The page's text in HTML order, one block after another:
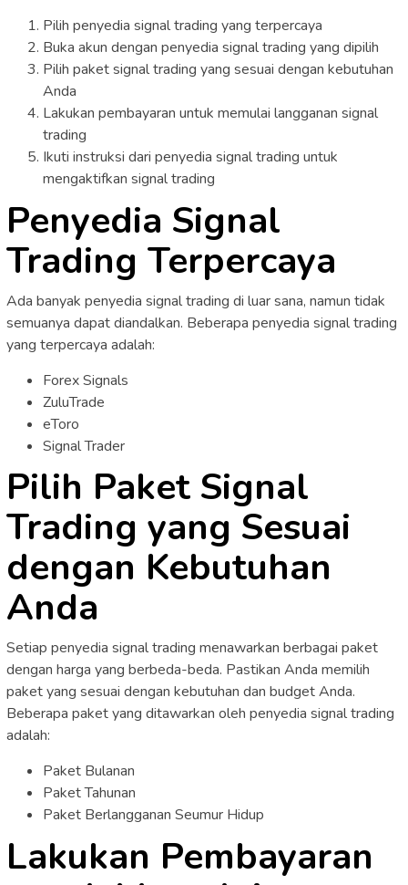
Pilih penyedia signal trading yang terpercaya
Buka akun dengan penyedia signal trading yang dipilih
Pilih paket signal trading yang sesuai dengan kebutuhan
Anda
Lakukan pembayaran untuk memulai langganan signal
trading
Ikuti instruksi dari penyedia signal trading untuk
mengaktifkan signal trading
Penyedia Signal
Trading Terpercaya
Ada banyak penyedia signal trading di luar sana, namun tidak
semuanya dapat diandalkan. Beberapa penyedia signal trading
yang terpercaya adalah:
Forex Signals
ZuluTrade
eToro
Signal Trader
Pilih Paket Signal
Trading yang Sesuai
dengan Kebutuhan
Anda
Setiap penyedia signal trading menawarkan berbagai paket
dengan harga yang berbeda-beda. Pastikan Anda memilih
paket yang sesuai dengan kebutuhan dan budget Anda.
Beberapa paket yang ditawarkan oleh penyedia signal trading
adalah:
Paket Bulanan
Paket Tahunan
Paket Berlangganan Seumur Hidup
Lakukan Pembayaran